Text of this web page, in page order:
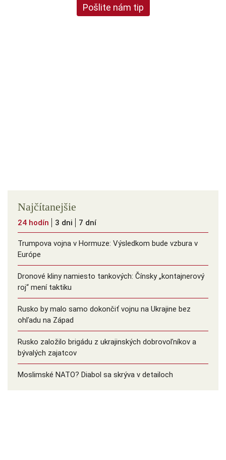
Pošlite nám tip
Najčítanejšie
24 hodín 3 dni 7 dní
Trumpova vojna v Hormuze: Výsledkom bude vzbura v
Európe
Dronové kliny namiesto tankových: Čínsky ️„kontajnerový
roj“ mení taktiku
Rusko by malo samo dokončiť vojnu na Ukrajine bez
ohľadu na Západ
Rusko založilo brigádu z ukrajinských dobrovoľníkov a
bývalých zajatcov
Moslimské NATO? Diabol sa skrýva v detailoch